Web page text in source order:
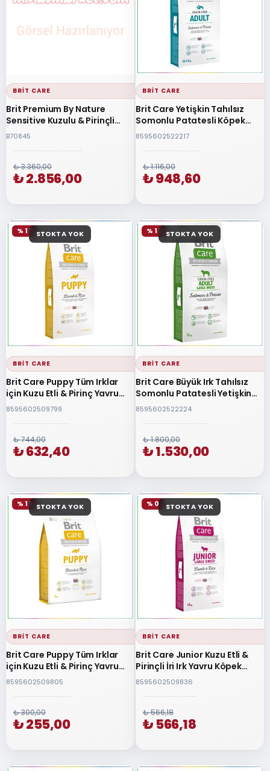
BRIT CARE
Brit Premium By Nature
Sensitive Kuzulu & Pirinçli
Yetişkin Köpek Maması 15 Kg
B70845
₺ 3.360,00
₺ 2.856,00
BRIT CARE
Brit Care Yetişkin Tahılsız
Somonlu Patatesli Köpek
Maması 12+2Kg
8595602522217
₺ 1.116,00
₺ 948,60
STOKTA YOK
BRIT CARE
Brit Care Puppy Tüm Irklar
için Kuzu Etli & Pirinç Yavru
Köpek Maması 12 Kg
8595602509799
% 15
₺ 744,00
₺ 632,40
STOKTA YOK
BRIT CARE
Brit Care Büyük Irk Tahılsız
Somonlu Patatesli Yetişkin
Köpek Maması 12+2Kg
8595602522224
% 15
₺ 1.800,00
₺ 1.530,00
STOKTA YOK
BRIT CARE
Brit Care Puppy Tüm Irklar
için Kuzu Etli & Pirinç Yavru
Köpek Maması 3 Kg
8595602509805
% 15
₺ 300,00
₺ 255,00
STOKTA YOK
BRIT CARE
Brit Care Junior Kuzu Etli &
Pirinçli İri Irk Yavru Köpek
Maması 12 Kg
8595602509836
% 0
₺ 566,18
₺ 566,18